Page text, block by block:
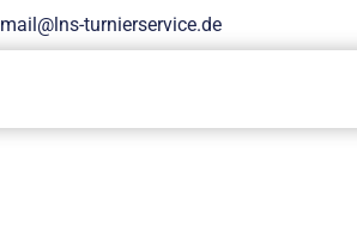
mail@lns-turnierservice.de